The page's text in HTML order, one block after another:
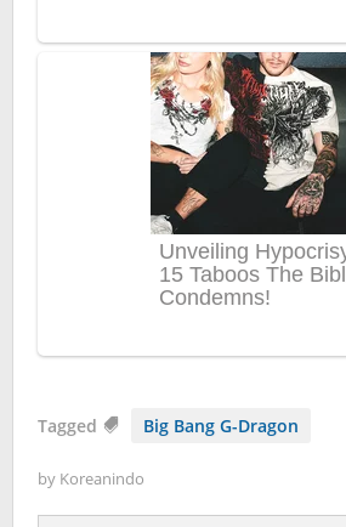
Tagged Big Bang G-Dragon
by Koreanindo